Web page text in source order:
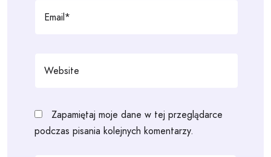
Zapamiętaj moje dane w tej przeglądarce
podczas pisania kolejnych komentarzy.